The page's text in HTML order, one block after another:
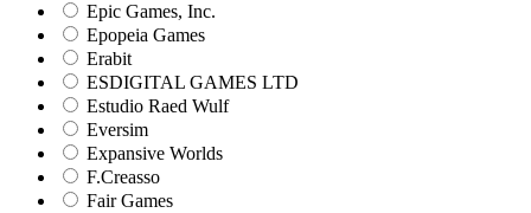
Epic Games, Inc.
Epopeia Games
Erabit
ESDIGITAL GAMES LTD
Estudio Raed Wulf
Eversim
Expansive Worlds
F.Creasso
Fair Games